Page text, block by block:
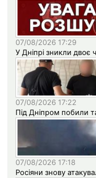
07/08/2026 17:29
У Дніпрі зникли двоє
07/08/2026 17:22
Під Дніпром побили
07/08/2026 17:18
Росіяни знову